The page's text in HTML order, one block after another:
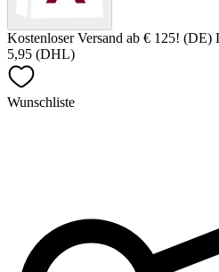
Kostenloser Versand ab € 125!
5,95 (DHL)
Wunschliste